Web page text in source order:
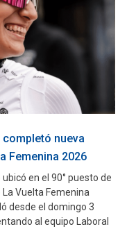
nueva
Femenina 2026
en el 90° puesto de
Vuelta Femenina
desde el domingo 3
al equipo Laboral